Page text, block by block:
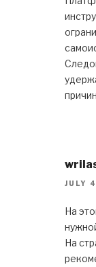
JULY
На
На